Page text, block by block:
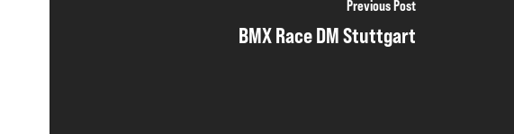
Previous Post
BMX Race DM Stuttgart